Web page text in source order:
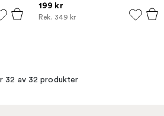
199 kr
Rek. 349 kr
32 av 32 produkter